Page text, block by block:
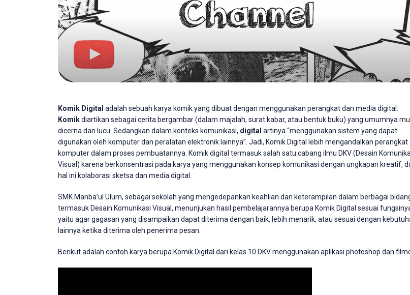
Komik Digital adalah sebuah karya komik yang dibuat dengan menggunakan perangkat dan media digital.
Komikdiartikan sebagai cerita bergambar (dalam majalah, surat kabar, atau bentuk buku) yang umumnya
dicerna dan lucu. Sedangkan dalam konteks komunikasi, digital artinya “menggunakan sistem yang dapat
digunakan oleh komputer dan peralatan elektronik lainnya”. Jadi, Komik Digital lebih mengandalkan perangkat
komputer dalam proses pembuatannya. Komik digital termasuk salah satu cabang ilmu DKV (Desain
Visual) karena berkonsentrasi pada karya yang menggunakan konsep komunikasi dengan ungkapan kreatif,
hal ini kolaborasi sketsa dan media digital.
SMK Manba’ul Ulum, sebagai sekolah yang mengedepankan keahlian dan keterampilan dalam berbagai
termasuk Desain Komunikasi Visual, menunjukan hasil pembelajarannya berupa Komik Digital sesuai
yaitu agar gagasan yang disampaikan dapat diterima dengan baik, lebih menarik, atau sesuai dengan
lainnya ketika diterima oleh penerima pesan.
Berikut adalah contoh karya berupa Komik Digital dari kelas 10 DKV menggunakan aplikasi photoshop dan